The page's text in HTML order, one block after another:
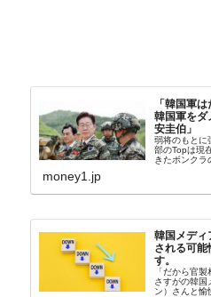
「韓国軍
韓国軍をダ
安圭伯」
弱将のもと
部のTopは現
きたボンク
さんと「韓
money1.jp
韓国メディ
される可能
す。
「だから官
さすがの韓国
ン）さんと愉